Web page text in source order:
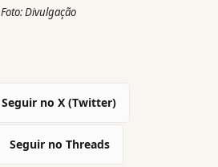
Foto: Divulgação
Seguir no X (Twitter)
Seguir no Threads